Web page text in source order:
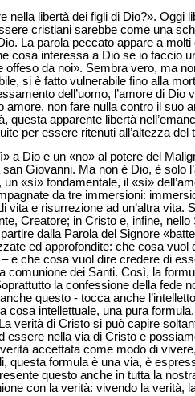
libertà dei figli di Dio?». Oggi
cristiani sarebbe come una
La parola peccato appare a
cosa interessa a Dio se io faccio
da noi». Sembra vero, ma
si è fatto vulnerabile fino alla
dell’uomo, l’amore di Dio
non fare nulla contro il suo
apparente libertà
per essere ritenuti all’altezza del
a Dio e un «no» al potere del
Giovanni. Ma non è Dio, è solo
«sì» fondamentale, il «sì»
da tre immersioni:
e risurrezione ad un’altra vita.
Creatore; in Cristo e, infine, nello
dalla Parola del Signore
ed approfondite: che cosa vuol
e che cosa vuol dire credere di
comunione dei Santi. Così, la
la confessione della fede
questo - tocca anche
intellettuale, una pura formula.
verità di Cristo si può capire
nella via di Cristo e
accettata come modo di
questa formula è una via, è
questo anche in tutta la
con la verità: vivendo la verità,